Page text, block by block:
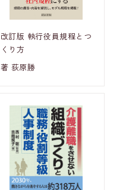
改訂版 執行役員規程とつ
くり方
著 荻原勝